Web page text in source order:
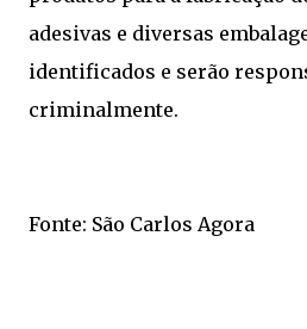
adesivas e diversas
identificados e serão
criminalmente.
Fonte: São Carlos Agora